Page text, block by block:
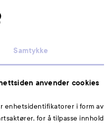
Samtykke
anvender cookies
enhetsidentifikatorer i form
for å tilpasse